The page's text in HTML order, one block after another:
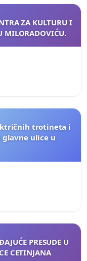
ZA KULTURU I
MILORADOVIĆU.
trotineta i
glavne ulice u
CETINJANA